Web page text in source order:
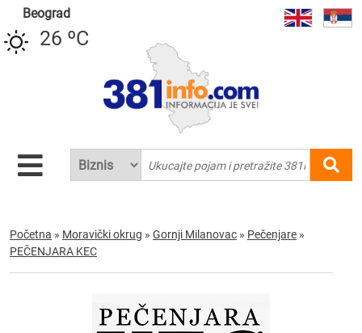
Beograd
26 ºC
Početna » Moravički okrug » Gornji Milanovac » Pečenjare »
PEČENJARA KEC